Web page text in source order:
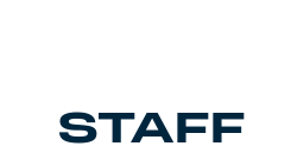
STAFF